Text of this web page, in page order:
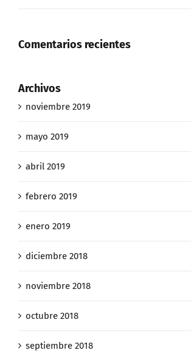
Comentarios recientes
Archivos
noviembre 2019
mayo 2019
abril 2019
febrero 2019
enero 2019
diciembre 2018
noviembre 2018
octubre 2018
septiembre 2018